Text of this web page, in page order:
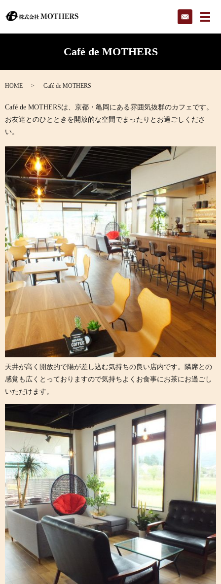
メ
Café de MOTHERS
HOME Café de MOTHERS
Café de MOTHERSは、京都・亀岡にある雰囲気抜群のカフェです。
お友達とのひとときを開放的な空間でまったりとお過ごしくださ
い。
天井が高く開放的で陽が差し込む気持ちの良い店内です。隣席との
感覚も広くとっておりますので気持ちよくお食事にお茶にお過ごし
いただけます。